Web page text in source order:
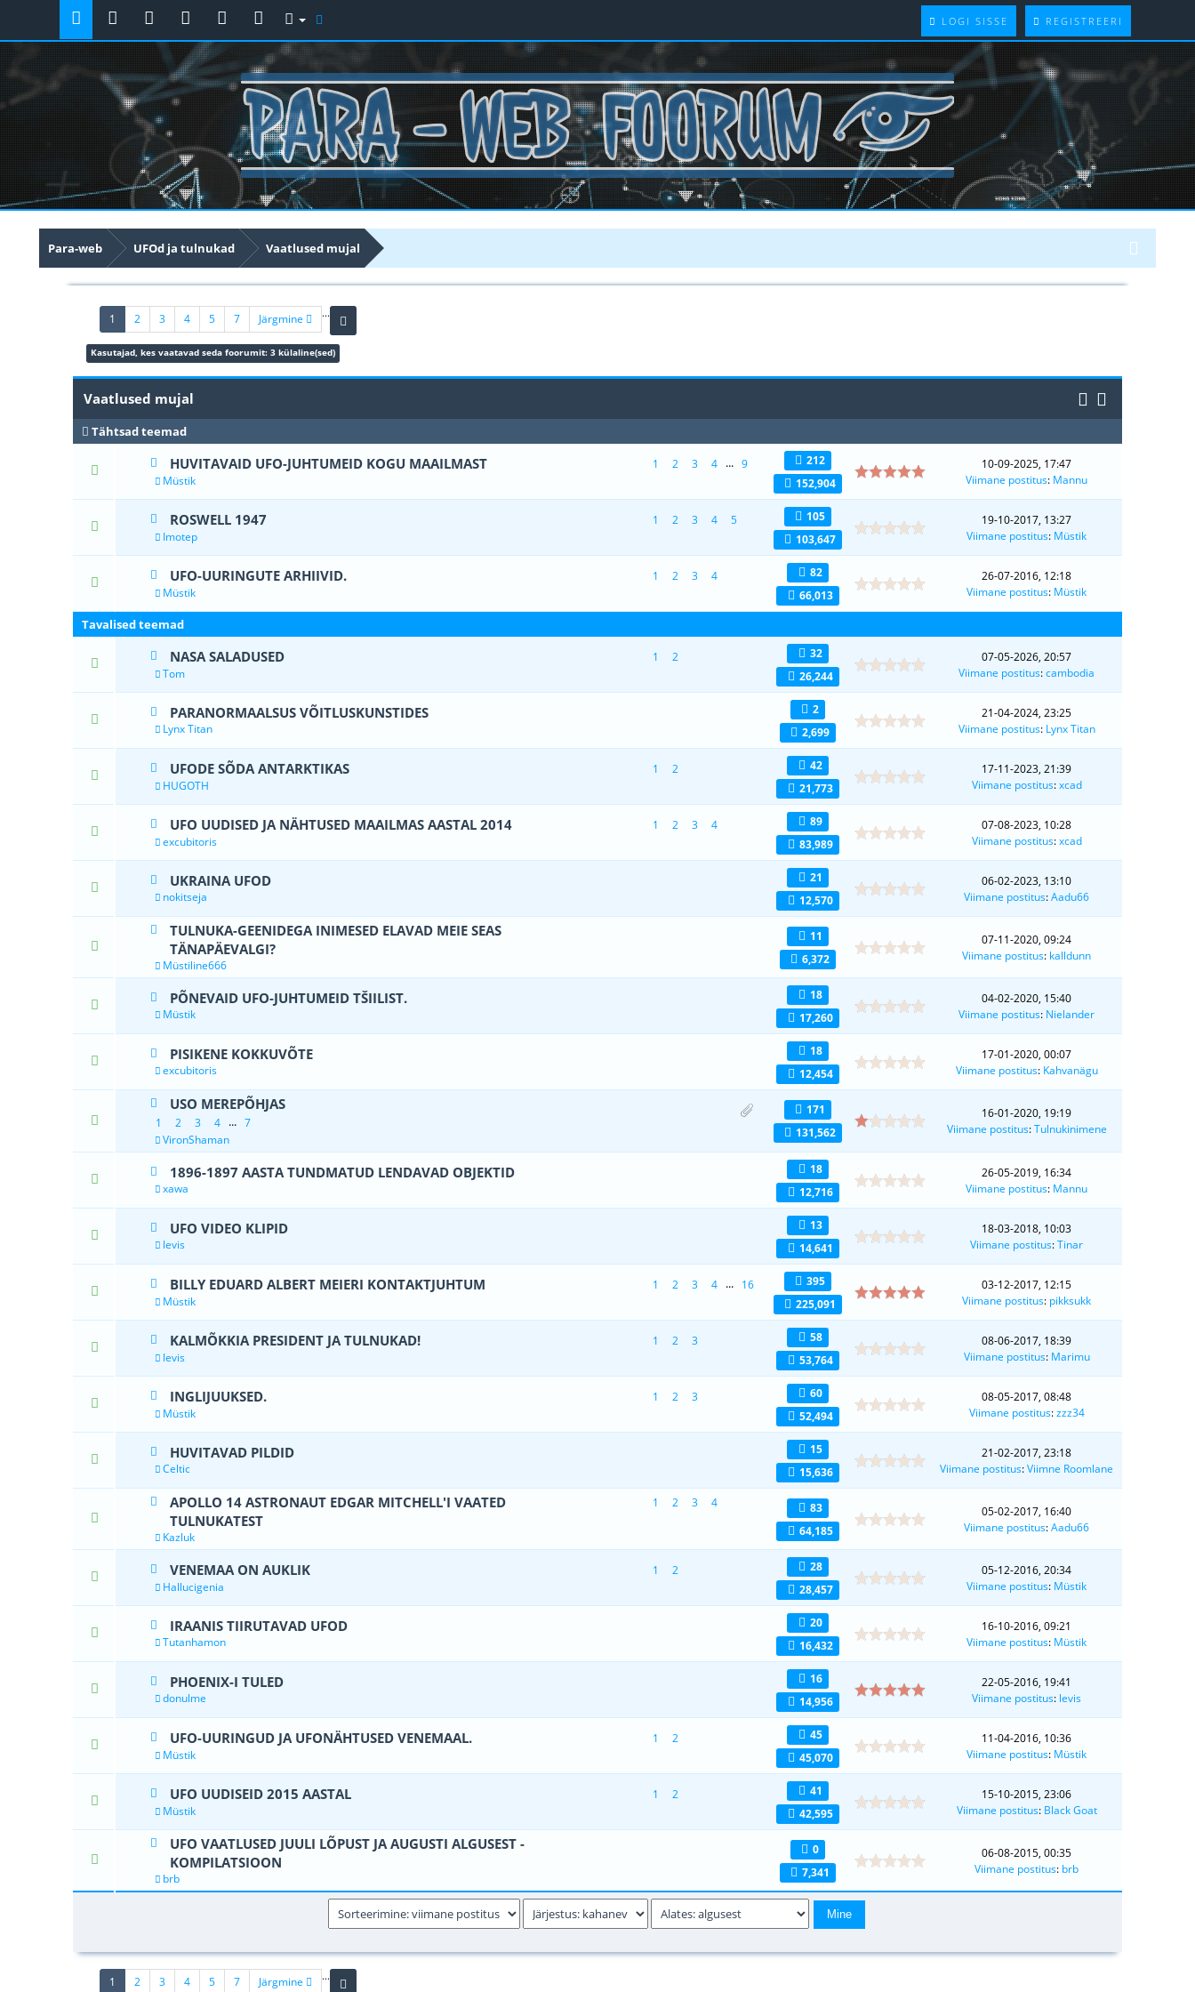
LOGI SISSE REGISTREERI
Para-web UFOd ja tulnukad Vaatlused mujal
1 (current)
2 3 4 5 ...
7 Järgmine
Kasutajad, kes vaatavad seda foorumit: 3 külaline(sed)
Vaatlused mujal
Tähtsad teemad
HUVITAVAID UFO-JUHTUMEID KOGU MAAILMAST 1 2 3 4 ... 9
Müstik
212
152,904
1 Hääle(d) - 5 viiest (keskmiselt)
12345
10-09-2025, 17:47
Viimane postitus: Mannu
ROSWELL 1947 1 2 3 4
5
Imotep
105
103,647
19-10-2017, 13:27
Viimane postitus: Müstik
UFO-UURINGUTE ARHIIVID. 1 2 3
4
Müstik
82
66,013
0 Hääle(d) - 0 viiest (keskmiselt)
26-07-2016, 12:18
Viimane postitus: Müstik
Tavalised teemad
NASA SALADUSED 1
2
Tom
32
26,244
07-05-2026, 20:57
Viimane postitus:cambodia
PARANORMAALSUS VÕITLUSKUNSTIDES
Lynx Titan
2
2,699
0 Hääle(d) - 0 viiest (keskmiselt)
123
21-04-2024, 23:25
Viimane postitus: Lynx Titan
UFODE SÕDA ANTARKTIKAS 1
2
HUGOTH
42
21,773
0 Hääle(d) - 0 viiest (keskmiselt)
17-11-2023, 21:39
Viimane postitus:xcad
UFO UUDISED JA NÄHTUSED MAAILMAS AASTAL 2014 1 2 3
4
excubitoris
89
83,989
0 Hääle(d) - 0 viiest (keskmiselt)
12 345
07-08-2023, 10:28
Viimane postitus:xcad
UKRAINA UFOD
nokitseja
21
12,570
06-02-2023, 13:10
Viimane postitus:Aadu66
TULNUKA-GEENIDEGA INIMESED ELAVAD MEIE SEAS
TÄNAPÄEVALGI?
Müstiline666
11
6,372
07-11-2020, 09:24
Viimane postitus: kalldunn
PÕNEVAID UFO-JUHTUMEID TŠIILIST.
Müstik
18
17,260
0 Hääle(d) - 0 viiest (keskmiselt)
04-02-2020, 15:40
Viimane postitus: Nielander
PISIKENE KOKKUVÕTE
excubitoris
18
12,454
17-01-2020, 00:07
Viimane postitus: Kahvanägu
USO MEREPÕHJAS
1 2 3 4 ... 7
VironShaman
171
131,562
16-01-2020, 19:19
Viimane postitus:Tulnukinimene
1896-1897 AASTA TUNDMATUD LENDAVAD OBJEKTID
xawa
18
12,716
0 Hääle(d) - 0 viiest (keskmiselt)
12345
26-05-2019, 16:34
Viimane postitus: Mannu
UFO VIDEO KLIPID
levis
13
14,641
18-03-2018, 10:03
Viimane postitus:Tinar
BILLY EDUARD ALBERT MEIERI KONTAKTJUHTUM 1 2 3 4 ... 16
Müstik
395
225,091
1 Hääle(d) - 5 viiest (keskmiselt)
12345
03-12-2017, 12:15
Viimane postitus: pikksukk
KALMÕKKIA PRESIDENT JA TULNUKAD! 1 2
3
levis
58
53,764
0 Hääle(d) - 0 viiest (keskmiselt)
1
08-06-2017, 18:39
Viimane postitus: Marimu
INGLIJUUKSED. 1 2
3
Müstik
60
52,494
08-05-2017, 08:48
Viimane postitus:zzz34
HUVITAVAD PILDID
Celtic
15
15,636
21-02-2017, 23:18
Viimane postitus:Viimne Roomlane
APOLLO 14 ASTRONAUT EDGAR MITCHELL'I VAATED
TULNUKATEST
1 2 3 4
Kazluk
83
64,185
05-02-2017, 16:40
Viimane postitus:Aadu66
VENEMAA ON AUKLIK 1
2
Hallucigenia
28
28,457
05-12-2016, 20:34
Viimane postitus: Müstik
IRAANIS TIIRUTAVAD UFOD
Tutanhamon
20
16,432
0 Hääle(d) - 0 viiest (keskmiselt)
16-10-2016, 09:21
Viimane postitus: Müstik
PHOENIX-I TULED
donulme
16
14,956
22-05-2016, 19:41
Viimane postitus: levis
UFO-UURINGUD JA UFONÄHTUSED VENEMAAL. 1
2
Müstik
45
45,070
0 Hääle(d) - 0 viiest (keskmiselt)
12345
11-04-2016, 10:36
Viimane postitus: Müstik
UFO UUDISEID 2015 AASTAL 1
2
Müstik
41
42,595
0 Hääle(d) - 0 viiest (keskmiselt)
15-10-2015, 23:06
Viimane postitus: Black Goat
UFO VAATLUSED JUULI LÕPUST JA AUGUSTI ALGUSEST -
KOMPILATSIOON
brb
0
7,341
06-08-2015, 00:35
Viimane postitus: brb
1 (current)
2 3 4 5 ...
7 Järgmine